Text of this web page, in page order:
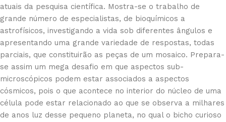
atuais da pesquisa científica. Mostra-se o trabalho de
grande número de especialistas, de bioquímicos a
astrofísicos, investigando a vida sob diferentes ângulos e
apresentando uma grande variedade de respostas, todas
parciais, que constituirão as peças de um mosaico. Prepara-
se assim um mega desafio em que aspectos sub-
microscópicos podem estar associados a aspectos
cósmicos, pois o que acontece no interior do núcleo de uma
célula pode estar relacionado ao que se observa a milhares
de anos luz desse pequeno planeta, no qual o bicho curioso